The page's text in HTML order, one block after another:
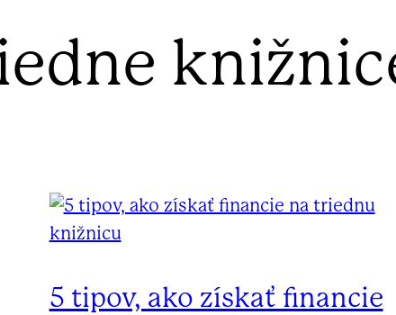
5 tipov, ako získať financie